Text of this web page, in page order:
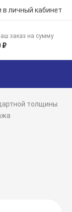
в личный кабинет
заказ на сумму
₽
толщины